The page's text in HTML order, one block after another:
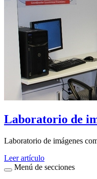
Laboratorio de
Laboratorio de imágenes
Leer artículo
Menú de secciones